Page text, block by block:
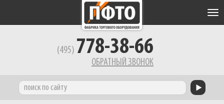
(495) 778-38-66
ОБРАТНЫЙ ЗВОНОК